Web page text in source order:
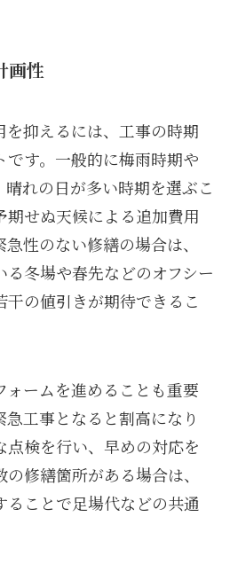
画性
抑えるには、工事の時期
す。一般的に梅雨時期や
れの日が多い時期を選ぶこ
期せぬ天候による追加費用
性のない修繕の場合は、
冬場や春先などのオフシー
の値引きが期待できるこ
ォームを進めることも重要
工事となると割高になり
検を行い、早めの対応を
修繕箇所がある場合は、
ことで足場代などの共通